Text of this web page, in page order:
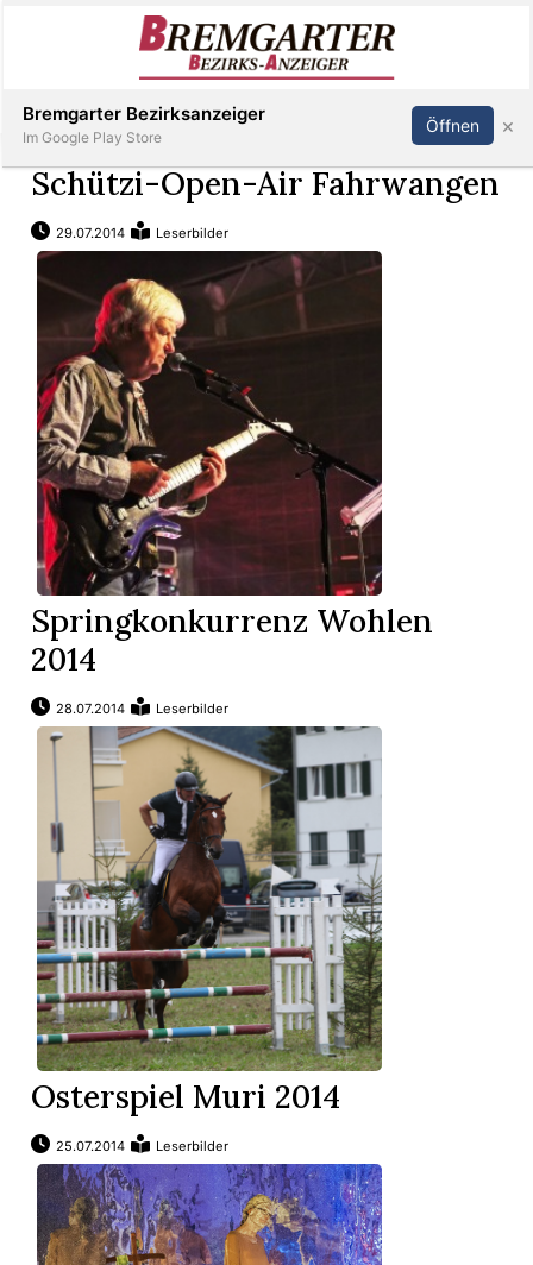
Immobilien
Veranstaltungen
Stellen
E-
Paper
Newsletter
App
Bremgarten
Inserieren Abonnieren Anmelden
Schützi-Open-Air Fahrwangen
29.07.2014 Leserbilder
Springkonkurrenz Wohlen
2014
28.07.2014 Leserbilder
Osterspiel Muri 2014
25.07.2014 Leserbilder
Bremgarter Bezirksanzeiger
Im Google Play Store
Öffnen ×